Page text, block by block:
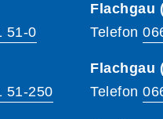
51-0
51-250
Flachgau
Telefon
Flachgau
Telefon